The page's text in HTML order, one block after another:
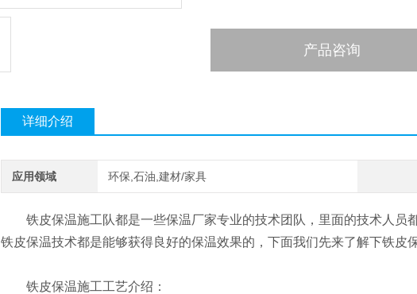
产品咨询
详细介绍
应用领域 环保,石油,建材/家具
铁皮保温施工队都是一些保温厂家专业的技术团队，里面的技术人员
铁皮保温技术都是能够获得良好的保温效果的，下面我们先来了解下铁皮
铁皮保温施工工艺介绍：